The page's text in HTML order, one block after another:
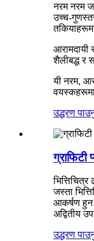
नरम नरम
उच्च-
आरामदायी
शैलीबद्ध र
यी नरम,
उद्धरण
जस्ता
आकर्षण हुन
अद्वितीय
उद्धरण